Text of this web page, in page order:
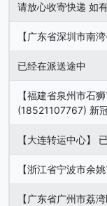
请放心收寄快递 如
【广东省深圳市南
已经在派送途中
【福建省泉州市石
(18521107767) 新
【大连转运中心】
【浙江省宁波市余
【广东省广州市荔